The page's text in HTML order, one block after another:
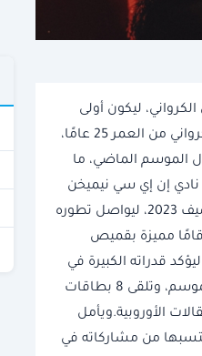
ليكون أولى
صفقات الفريق استعدادًا للموسم الجديد، وذلك بعد نهاية عقده مع نادي أوتريخت الهولندي.ويبلغ الكرواني من العمر 25 عامًا،
الموسم الماضي، ما
إن إي سي نيميخن
الهولندي، حيث تم تصعيده إلى الفريق الأول خلال موسم 2019-2020، قبل أن ينتقل إلى أوتريخت في صيف 2023، ليواصل تطوره
موسم 2025-2026، سجل الكرواني أرقامًا مميزة بقميص
أحرز خلالها 4 أهداف وقدم 18 تمريرة حاسمة، ليؤكد قدراته الكبيرة في
دعم الجانب الهجومي وصناعة الفرص من الجهة اليسرى.كما خاض اللاعب 4203 دقائق لعب طوال الموسم، وتلقى 8 بطاقات
سوق الانتقالات الأوروبية.ويأمل
من مشاركاته في